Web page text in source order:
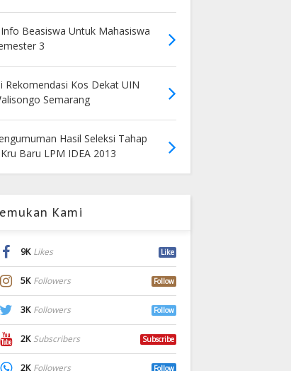
Beasiswa Untuk Mahasiswa
3
Rekomendasi Kos Dekat UIN
Semarang
Hasil Seleksi Tahap
Baru LPM IDEA 2013
Kami
9K Likes Like
5K Followers Follow
3K Followers Follow
2K Subscribers Subscribe
2K Followers Follow